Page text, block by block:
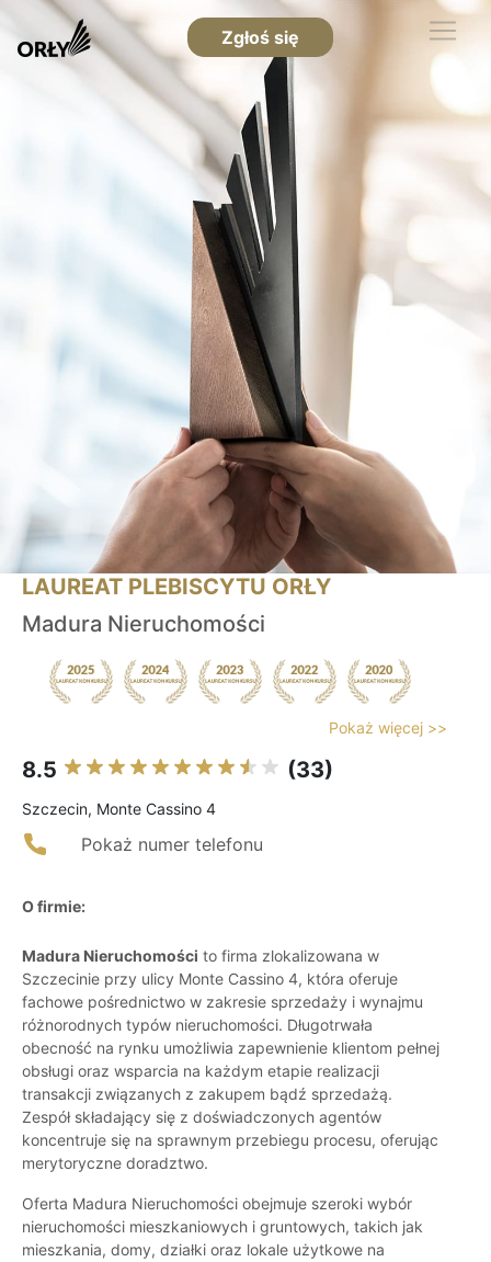
Zgłoś się
LAUREAT PLEBISCYTU ORŁY
Madura Nieruchomości
Pokaż więcej >>
8.5 (33)
Szczecin, Monte Cassino 4
Pokaż numer telefonu
O firmie:
Madura Nieruchomości to firma zlokalizowana w
Szczecinie przy ulicy Monte Cassino 4, która oferuje
fachowe pośrednictwo w zakresie sprzedaży i wynajmu
różnorodnych typów nieruchomości. Długotrwała
obecność na rynku umożliwia zapewnienie klientom pełnej
obsługi oraz wsparcia na każdym etapie realizacji
transakcji związanych z zakupem bądź sprzedażą.
Zespół składający się z doświadczonych agentów
koncentruje się na sprawnym przebiegu procesu, oferując
merytoryczne doradztwo.
Oferta Madura Nieruchomości obejmuje szeroki wybór
nieruchomości mieszkaniowych i gruntowych, takich jak
mieszkania, domy, działki oraz lokale użytkowe na